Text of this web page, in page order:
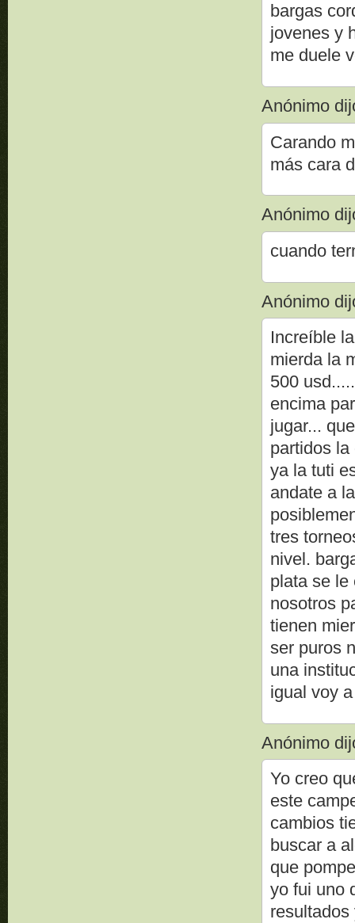
bargas
jovenes y
me duele
Anónimo
Carando
más cara
Anónimo
cuando
Anónimo
Increíble
mierda la
500
encima
jugar...
partidos
ya la tuti
andate a
tres
nivel.
plata se le
nosotros
tienen
ser puros
una
igual voy
Anónimo
Yo creo
este
cambios
buscar a
que
yo fui uno